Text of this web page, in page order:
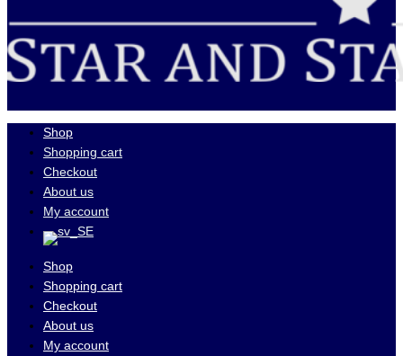
Shop
Shopping cart
Checkout
About us
My account
Shop
Shopping cart
Checkout
About us
My account